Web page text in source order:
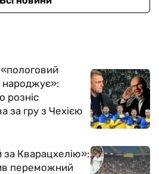
«пологовий
народжує»:
розніс
за гру з Чехією
Кварацхелію»:
переможний